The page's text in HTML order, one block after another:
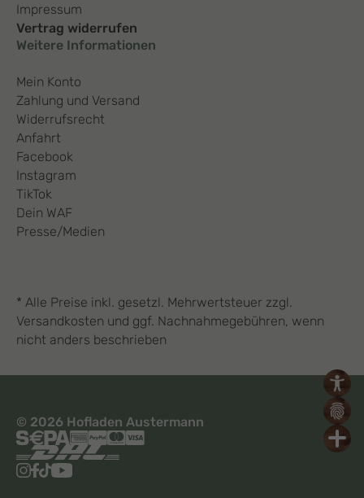
Impressum
Vertrag widerrufen
Weitere Informationen
Mein Konto
Zahlung und Versand
Widerrufsrecht
Anfahrt
Facebook
Instagram
TikTok
Dein WAF
Presse/Medien
* Alle Preise inkl. gesetzl. Mehrwertsteuer zzgl.
Versandkosten und ggf. Nachnahmegebühren, wenn
nicht anders beschrieben
© 2026 Hofladen Austermann